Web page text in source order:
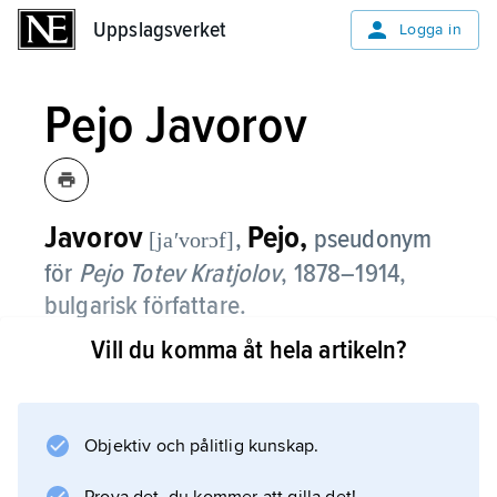
Uppslagsverket Logga in
Pejo Javorov
Javorov [jaʹvorɔf], Pejo, pseudonym
för Pejo Totev Kratjolov, 1878–1914,
bulgarisk författare.
Pejo Javorov var en brådmogen poet som
-kretsen (jämför
Vill du komma åt hela artikeln?
Objektiv och pålitlig kunskap.